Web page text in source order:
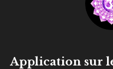
Application sur